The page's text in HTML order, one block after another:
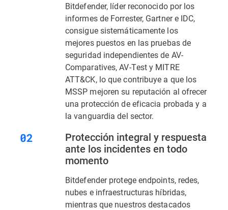
Bitdefender, líder reconocido por los
informes de Forrester, Gartner e IDC,
consigue sistemáticamente los
mejores puestos en las pruebas de
seguridad independientes de AV-
Comparatives, AV-Test y MITRE
ATT&CK, lo que contribuye a que los
MSSP mejoren su reputación al ofrecer
una protección de eficacia probada y a
la vanguardia del sector.
Protección integral y respuesta
ante los incidentes en todo
momento
Bitdefender protege endpoints, redes,
nubes e infraestructuras híbridas,
mientras que nuestros destacados